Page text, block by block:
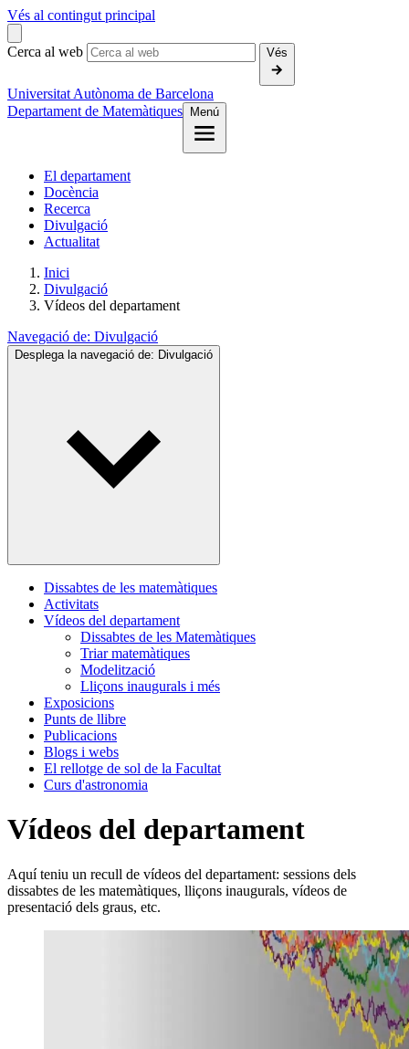
Vés al contingut principal
Cerca al web Vés
Universitat Autònoma de Barcelona
Departament de Matemàtiques
Menú
El departament
Docència
Recerca
Divulgació
Actualitat
Inici
Divulgació
Vídeos del departament
Navegació de: Divulgació
Desplega la navegació de: Divulgació
Dissabtes de les matemàtiques
Activitats
Vídeos del departament
Dissabtes de les Matemàtiques
Triar matemàtiques
Modelització
Lliçons inaugurals i més
Exposicions
Punts de llibre
Publicacions
Blogs i webs
El rellotge de sol de la Facultat
Curs d'astronomia
Vídeos del departament
Aquí teniu un recull de vídeos del departament: sessions dels
dissabtes de les matemàtiques, lliçons inaugurals, vídeos de
presentació dels graus, etc.